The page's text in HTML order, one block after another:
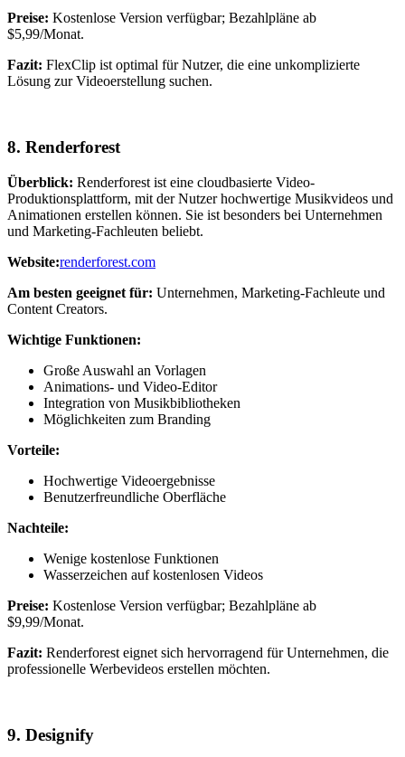
Preise: Kostenlose Version verfügbar; Bezahlpläne ab
$5,99/Monat.
Fazit: FlexClip ist optimal für Nutzer, die eine unkomplizierte
Lösung zur Videoerstellung suchen.
8. Renderforest
Überblick: Renderforest ist eine cloudbasierte Video-
Produktionsplattform, mit der Nutzer hochwertige Musikvideos und
Animationen erstellen können. Sie ist besonders bei Unternehmen
und Marketing-Fachleuten beliebt.
Website:renderforest.com
Am besten geeignet für: Unternehmen, Marketing-Fachleute und
Content Creators.
Wichtige Funktionen:
Große Auswahl an Vorlagen
Animations- und Video-Editor
Integration von Musikbibliotheken
Möglichkeiten zum Branding
Vorteile:
Hochwertige Videoergebnisse
Benutzerfreundliche Oberfläche
Nachteile:
Wenige kostenlose Funktionen
Wasserzeichen auf kostenlosen Videos
Preise: Kostenlose Version verfügbar; Bezahlpläne ab
$9,99/Monat.
Fazit: Renderforest eignet sich hervorragend für Unternehmen, die
professionelle Werbevideos erstellen möchten.
9. Designify